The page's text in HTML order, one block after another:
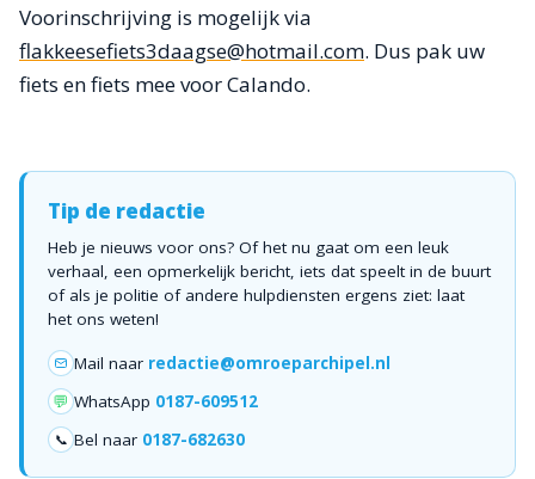
Voorinschrijving is mogelijk via
flakkeesefiets3daagse@hotmail.com. Dus pak uw
fiets en fiets mee voor Calando.
Tip de redactie
Heb je nieuws voor ons? Of het nu gaat om een leuk
verhaal, een opmerkelijk bericht, iets dat speelt in de buurt
of als je politie of andere hulpdiensten ergens ziet: laat
het ons weten!
Mail naar redactie@omroeparchipel.nl
💬 WhatsApp 0187-609512
📞 Bel naar 0187-682630